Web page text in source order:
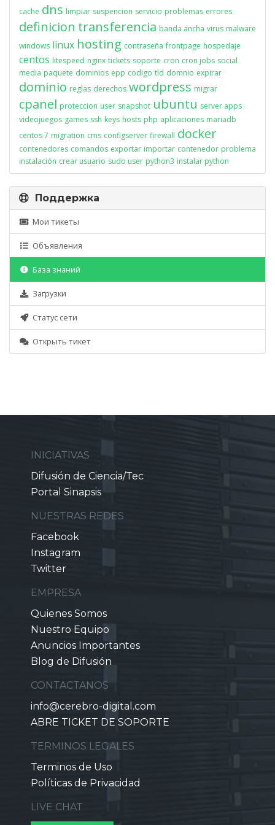
cache dns limpiar suspencion servicio problemas errores
definicion transferencia banda ancha virus malware
windows linux hosting contraseña frontpage hospedaje
centos litespeed nginx tickets soporte cron cron jobs social
media paquete dominios epp codigo tld domnio expirar
dominio reglas derechos wordpress migrar
cpanel proteccion user snapshot ubuntu server apps
videojuegos games ssh keys hosts php aplicaciones mariadb
centos 7 migration cms configserver firewall docker
contenedores comandos exportar importar contenedor problema
instalación crear usuario sudo user python3 instalar python
Поддержка
Мои тикеты
Объявления
База знаний
Загрузки
Статус сети
Открыть тикет
INICIATIVAS
Difusión de Ciencia/Tec
Portal Sinapsis
NUESTRAS REDES
Facebook
Instagram
Twitter
EMPRESA
Quienes Somos
Nuestro Equipo
Anuncios Importantes
Blog de Difusión
CONTACTANOS
info@cerebro-digital.com
ABRE TICKET DE SOPORTE
TERMINOS LEGALES
Terminos de Uso
Políticas de Privacidad
LIVE CHAT